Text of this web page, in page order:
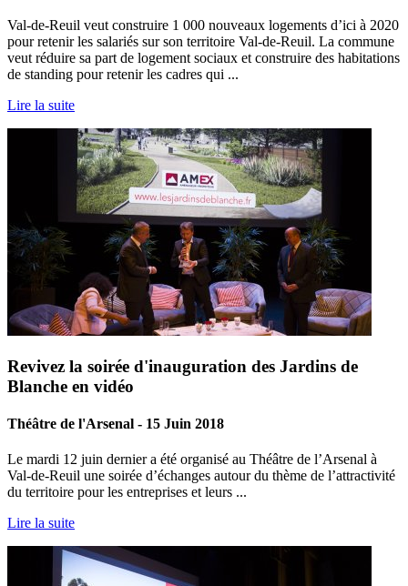
Val-de-Reuil veut construire 1 000 nouveaux logements d’ici à 2020
pour retenir les salariés sur son territoire Val-de-Reuil. La commune
veut réduire sa part de logement sociaux et construire des habitations
de standing pour retenir les cadres qui ...
Lire la suite
Revivez la soirée d'inauguration des Jardins de
Blanche en vidéo
Théâtre de l'Arsenal - 15 Juin 2018
Le mardi 12 juin dernier a été organisé au Théâtre de l’Arsenal à
Val-de-Reuil une soirée d’échanges autour du thème de l’attractivité
du territoire pour les entreprises et leurs ...
Lire la suite